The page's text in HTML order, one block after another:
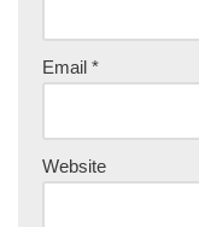
Email *
Website